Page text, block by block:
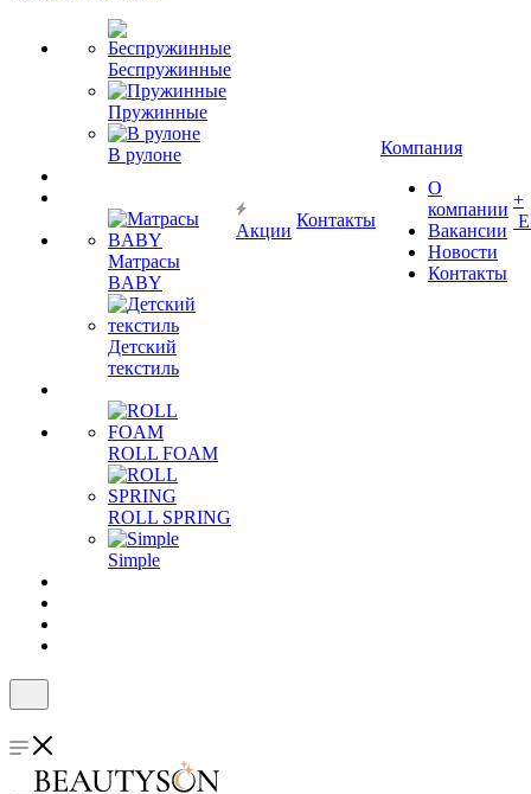
Беспружинные
Пружинные
В рулоне
Матрасы
BABY
Детский
текстиль
ROLL FOAM
ROLL SPRING
Simple
Акции
Контакты
Компания
О
компании
Вакансии
Новости
Контакты
+